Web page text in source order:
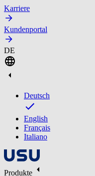
Karriere
Kundenportal
DE
Deutsch
English
Français
Italiano
Produkte